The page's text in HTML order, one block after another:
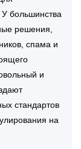
. У большинства
решения,
спама и
и
стандартов
на